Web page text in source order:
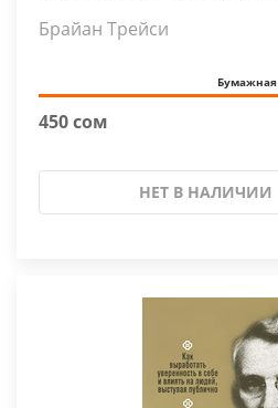
Брайан Трейси
Бумажная
450 сом
НЕТ В НАЛИЧИИ